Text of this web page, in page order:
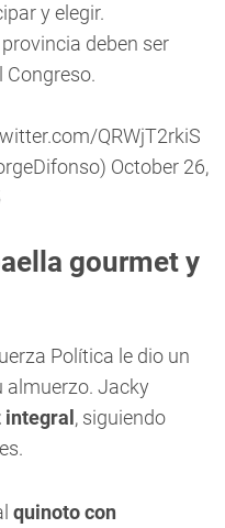
y elegir.
deben ser
Congreso.
QRWjT2rkiS
October 26,
gourmet y
Política le dio un
almuerzo. Jacky
, siguiendo
quinoto con